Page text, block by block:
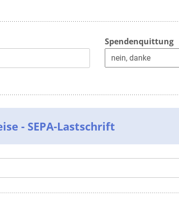
Spendenquittung
- SEPA-Lastschrift